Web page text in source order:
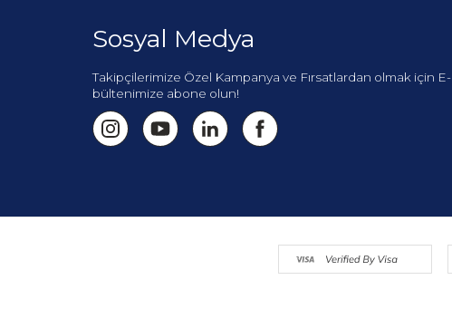
Sosyal Medya
Takipçilerimize Özel Kampanya ve Fırsatlardan olmak için E-
bültenimize abone olun!